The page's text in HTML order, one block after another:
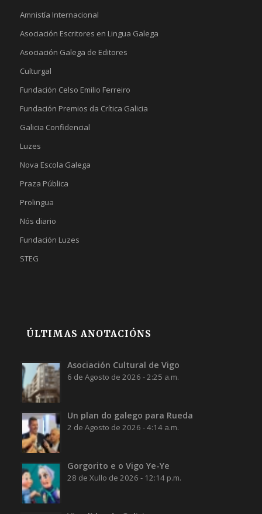
Amnistía Internacional
Asociación Escritores en Lingua Galega
Asociación Galega de Editores
Culturgal
Fundación Celso Emilio Ferreiro
Fundación Premios da Crítica Galicia
Galicia Confidencial
Luzes
Nova Escola Galega
Praza Pública
Prolingua
Nós diario
Fundación Luzes
STEG
ÚLTIMAS ANOTACIÓNS
Asociación Cultural de Vigo
6 de Agosto de 2026 - 2:25 a.m.
Un plan do galego para Rueda
2 de Agosto de 2026 - 4:14 a.m.
Gorgorito e o Vigo Ye-Ye
28 de Xullo de 2026 - 12:14 p.m.